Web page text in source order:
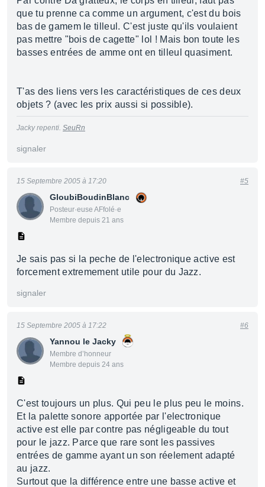
que tu prenne ca comme un argument, c'est du bois
bas de gamem le tilleul. C'est juste qu'ils voulaient
pas mettre "bois de cagette" lol ! Mais bon toute les
basses entrées de amme ont en tilleul quasiment.
T'as des liens vers les caractéristiques de ces deux
objets ? (avec les prix aussi si possible).
Jacky repenti. SeuRn
signaler
GloubiBoudinBlanc
Posteur·euse AFfolé·e
Membre depuis 21 ans
15 Septembre 2005 à 17:20 #5
Je sais pas si la peche de l'electronique active est
forcement extremement utile pour du Jazz.
signaler
Yannou le Jacky
Membre d’honneur
Membre depuis 24 ans
15 Septembre 2005 à 17:22 #6
C'est toujours un plus. Qui peu le plus peu le moins.
Et la palette sonore apportée par l'electronique
active est elle par contre pas négligeable du tout
pour le jazz. Parce que rare sont les passives
entrées de gamme ayant un son réelement adapté
au jazz.
Surtout que la différence entre une basse active et